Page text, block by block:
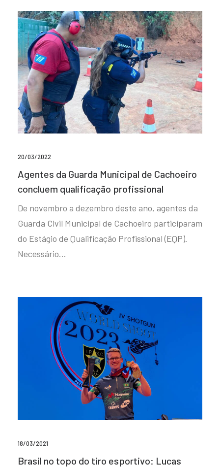
20/03/2022
Agentes da Guarda Municipal de Cachoeiro
concluem qualificação profissional
De novembro a dezembro deste ano, agentes da
Guarda Civil Municipal de Cachoeiro participaram
do Estágio de Qualificação Profissional (EQP).
Necessário…
18/03/2021
Brasil no topo do tiro esportivo: Lucas